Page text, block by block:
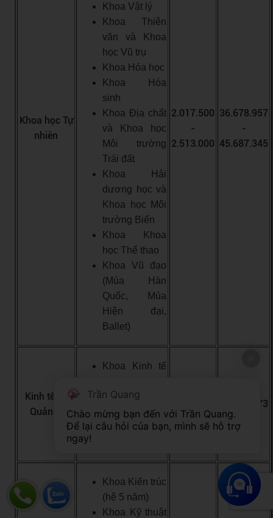
Khoa học Tự
nhiên
Khoa Vật lý
Khoa Thiên
văn và Khoa
học Vũ trụ
Khoa Hóa học
Khoa Hóa
sinh
Khoa Địa chất
và Khoa học
Môi trường
Trái đất
Khoa Hải
dương học và
Khoa học Môi
trường Biển
Khoa Khoa
học Thể thao
Khoa Vũ đạo
(Múa Hàn
Quốc, Múa
Hiện đại,
Ballet)
2.017.500
-
2.513.000
36.678.957
-
45.687.345
Kinh tế và
Quản lý
Khoa Kinh tế
Khoa Kinh
doanh Quốc tế
Khoa Thương
32.861.073
Khoa Kiến trúc
(hệ 5 năm)
Khoa Kỹ thuật
Trần Quang
Chào mừng bạn đến với Trần Quang.
Để lại câu hỏi của bạn, mình sẽ hỗ trợ
ngay!